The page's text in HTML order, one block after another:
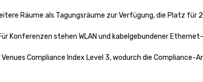
Räume als Tagungsräume zur Verfügung, die Platz für
Konferenzen stehen WLAN und kabelgebundener
Compliance Index Level 3, wodurch die